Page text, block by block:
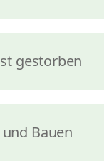
gestorben
Bauen